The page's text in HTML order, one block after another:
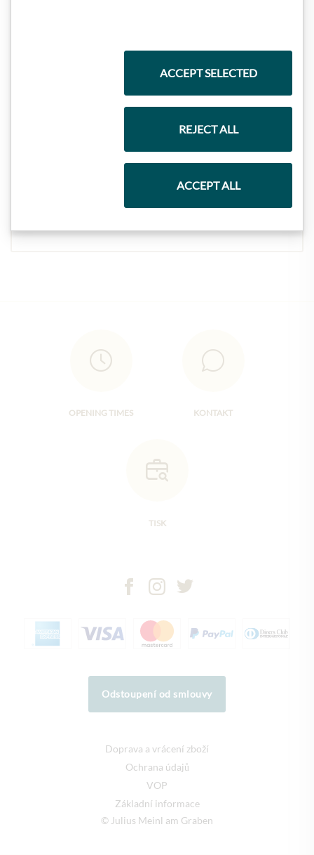
OPENING TIMES KONTAKT
TISK
Odstoupení od smlouvy
Doprava a vrácení zboží
Ochrana údajů
VOP
Základní informace
© Julius Meinl am Graben
ACCEPT SELECTED
REJECT ALL
ACCEPT ALL